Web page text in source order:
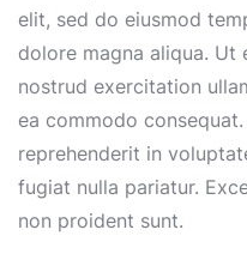
elit, sed do eiusmod
dolore magna aliqua. Ut
nostrud exercitation
ea commodo
reprehenderit in
fugiat nulla pariatur.
non proident sunt.